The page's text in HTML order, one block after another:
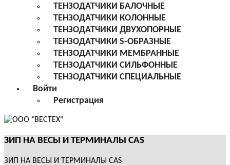
ТЕНЗОДАТЧИКИ БАЛОЧНЫЕ
ТЕНЗОДАТЧИКИ КОЛОННЫЕ
ТЕНЗОДАТЧИКИ ДВУХОПОРНЫЕ
ТЕНЗОДАТЧИКИ S-ОБРАЗНЫЕ
ТЕНЗОДАТЧИКИ МЕМБРАННЫЕ
ТЕНЗОДАТЧИКИ СИЛЬФОННЫЕ
ТЕНЗОДАТЧИКИ СПЕЦИАЛЬНЫЕ
Войти
Регистрация
ЗИП НА ВЕСЫ И ТЕРМИНАЛЫ CAS
ЗИП НА ВЕСЫ И ТЕРМИНАЛЫ CAS